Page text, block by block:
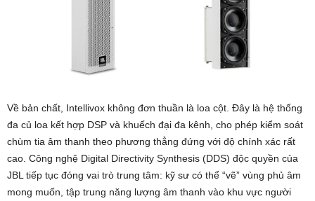
Về bản chất, Intellivox không đơn thuần là loa cột. Đây là hệ thống
đa củ loa kết hợp DSP và khuếch đại đa kênh, cho phép kiểm soát
chùm tia âm thanh theo phương thẳng đứng với độ chính xác rất
cao. Công nghệ Digital Directivity Synthesis (DDS) độc quyền của
JBL tiếp tục đóng vai trò trung tâm: kỹ sư có thể “vẽ” vùng phủ âm
mong muốn, tập trung năng lượng âm thanh vào khu vực người